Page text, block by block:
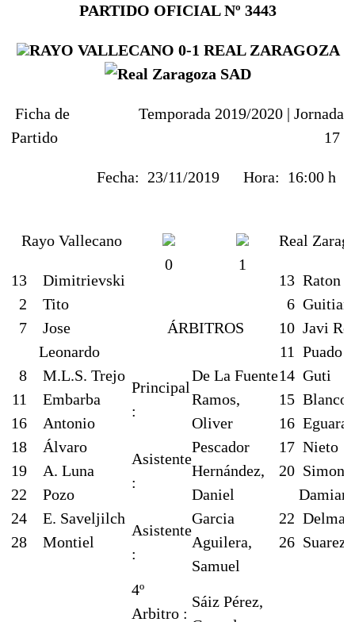
PARTIDO OFICIAL Nº 3443
RAYO VALLECANO 0-1 REAL ZARAGOZA
Ficha de
Partido
Temporada 2019/2020 | Jornada
17
Fecha: 23/11/2019 Hora: 16:00 h
Rayo Vallecano
13
Dimitrievski
2
Tito
7
Jose
Leonardo
8
M.L.S. Trejo
11
Embarba
16
Antonio
18
Álvaro
19
A. Luna
22
Pozo
24
E. Saveljilch
28
Montiel
0 1
ÁRBITROS
Principal
:
De La Fuente
Ramos,
Oliver
Asistente
:
Pescador
Hernández,
Daniel
Asistente
:
Garcia
Aguilera,
Samuel
4º
Arbitro :
Sáiz Pérez,
Real
13 Raton
6 Guitian
10 Javi
11 Puado
14 Guti
15 Blanco
16 Eguaras
17 Nieto
20 Simone
22 Delmas
26 Suarez